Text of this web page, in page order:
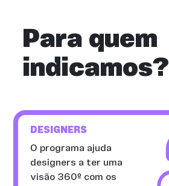
Para quem
indicamos?
DESIGNERS
O programa ajuda
designers a ter uma
visão 360º com os